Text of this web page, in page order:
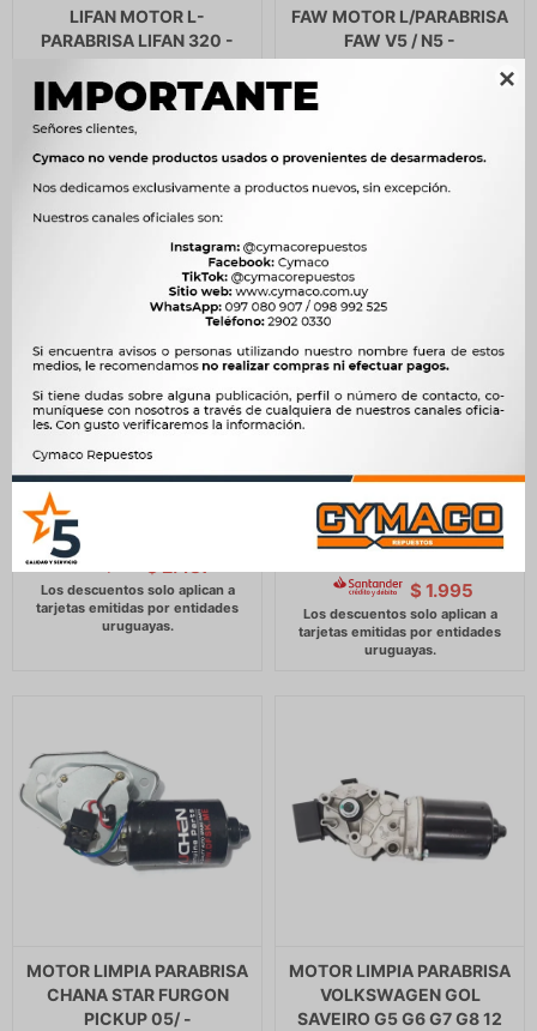

LIFAN MOTOR L-
PARABRISA LIFAN 320 -
$ 2.442
FAW MOTOR L/PARABRISA
FAW V5 / N5 -
MOTOR LIMPIA PARABRISA
JMC JX1032 JX1043 -
MOTOR LIMPIA PARABRISA
FIAT UNO PREMIO DUNA
FIORINO -
$ 1.995
MOTOR LIMPIA PARABRISA
CHANA STAR FURGON
PICKUP 05/ -
MOTOR LIMPIA PARABRISA
VOLKSWAGEN GOL
SAVEIRO G5 G6 G7 G8 12